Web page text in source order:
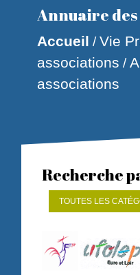
Annuaire
Accueil /Vie
associations /
associations
Recherche
TOUTES LES